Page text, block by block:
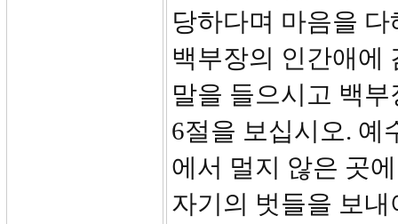
당하다며 마음을
백부장의 인간애에
말을 들으시고 백
6절을 보십시오. 예
에서 멀지 않은 곳
자기의 벗들을 보